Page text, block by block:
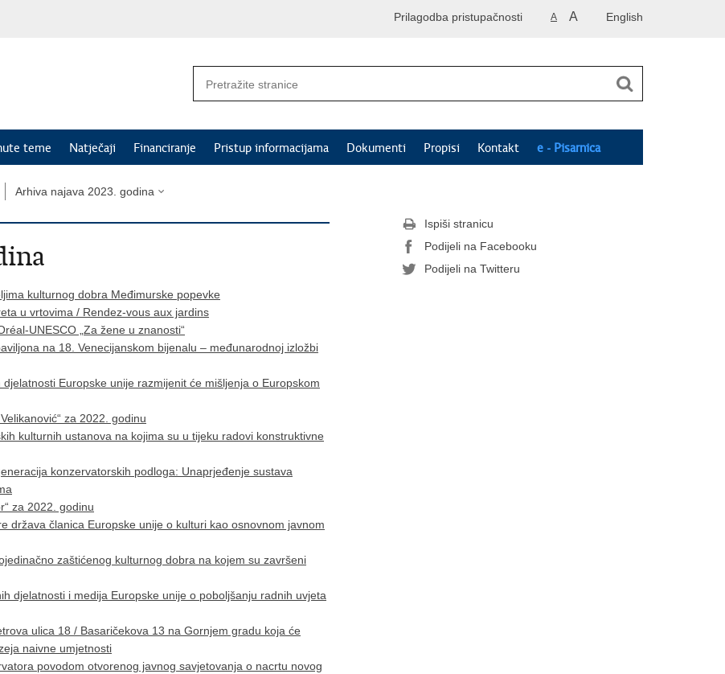
English
A A
Prilagodba pristupačnosti
teme Natječaji Financiranje Pristup informacijama Dokumenti Propisi Kontakt e - Pisarnica
Arhiva najava 2023. godina
kulturnog dobra Međimurske popevke
u vrtovima / Rendez-vous aux jardins
UNESCO „Za žene u znanosti“
na 18. Venecijanskom bijenalu – međunarodnoj izložbi
Europske unije razmijenit će mišljenja o Europskom
za 2022. godinu
kulturnih ustanova na kojima su u tijeku radovi konstruktivne
konzervatorskih podloga: Unaprjeđenje sustava
za 2022. godinu
država članica Europske unije o kulturi kao osnovnom javnom
zaštićenog kulturnog dobra na kojem su završeni
djelatnosti i medija Europske unije o poboljšanju radnih uvjeta
ulica 18 / Basaričekova 13 na Gornjem gradu koja će
naivne umjetnosti
povodom otvorenog javnog savjetovanja o nacrtu novog
Ispiši stranicu
Podijeli na Facebooku
Podijeli na Twitteru